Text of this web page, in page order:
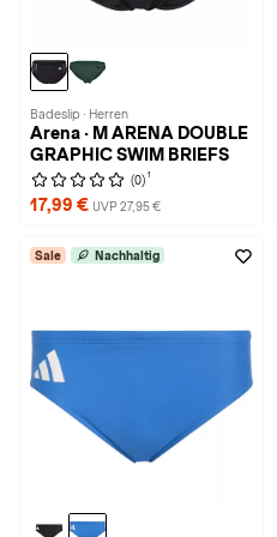
Badeslip · Herren
Arena · M ARENA DOUBLE
GRAPHIC SWIM BRIEFS
(0) 1
17,99 € UVP 27,95 €
Sale Nachhaltig